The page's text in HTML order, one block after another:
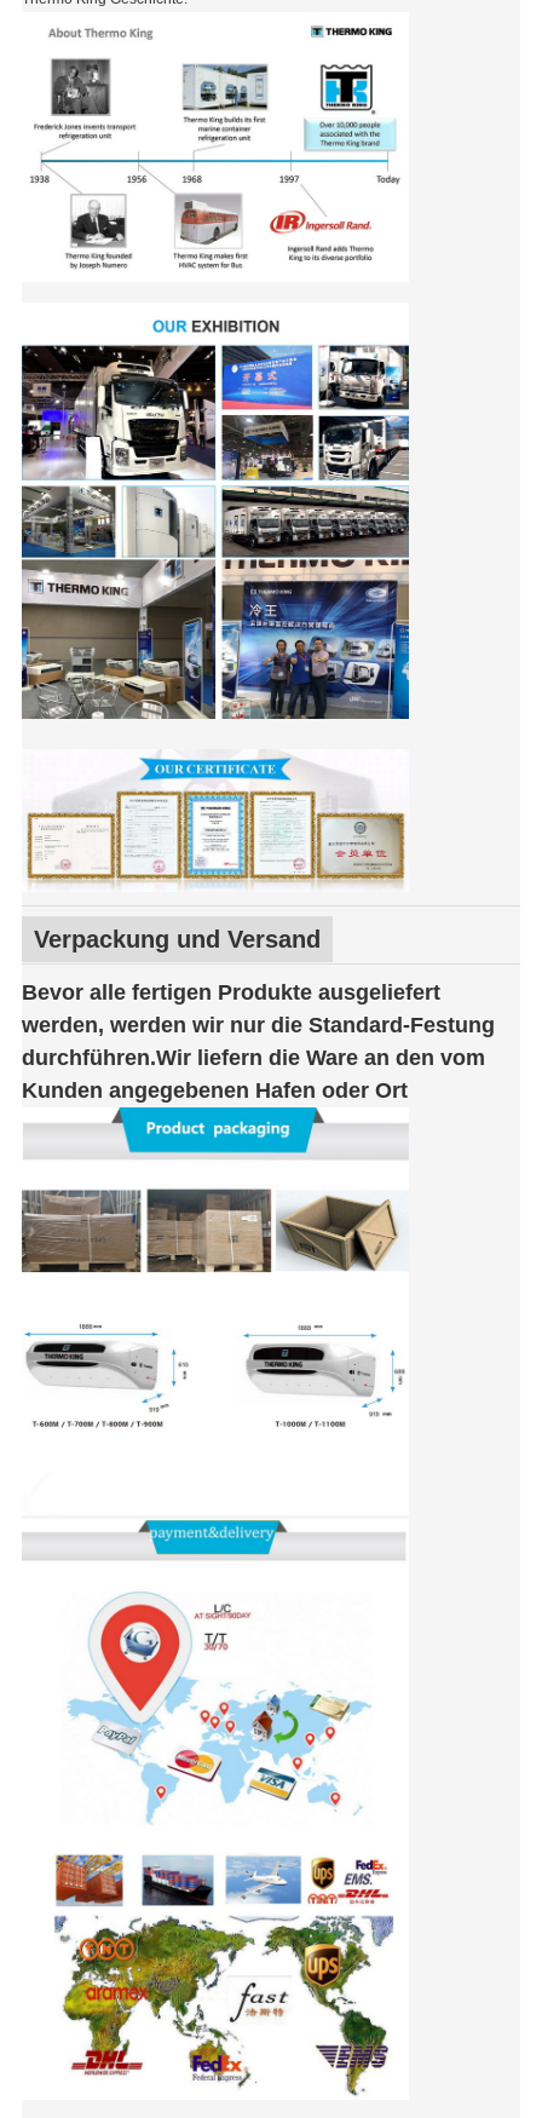
Verpackung und Versand
Bevor alle fertigen Produkte ausgeliefert
werden, werden wir nur die Standard-Festung
durchführen.Wir liefern die Ware an den vom
Kunden angegebenen Hafen oder Ort